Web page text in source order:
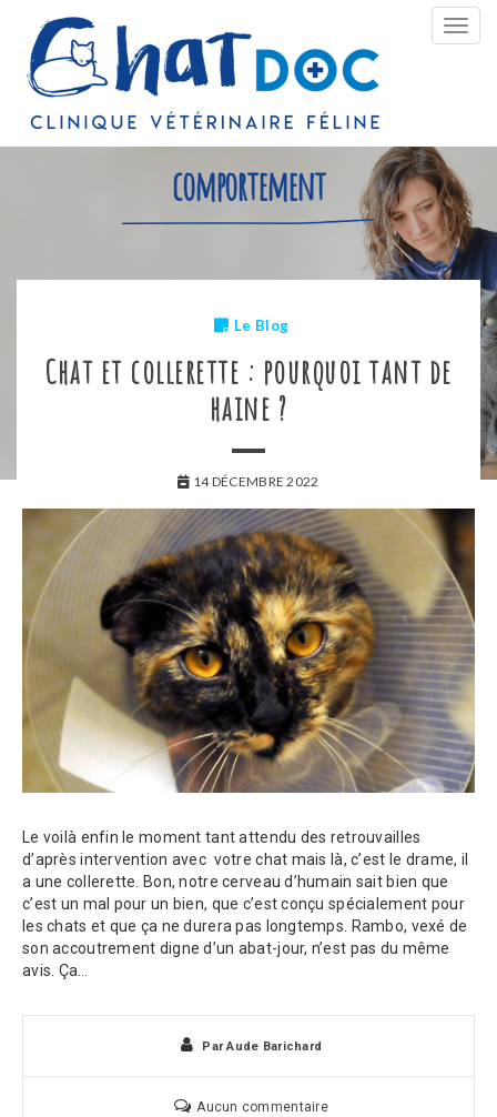
la
comportement
Le Blog
Chat et collerette : pourquoi tant de
haine ?
14 DÉCEMBRE 2022
Le voilà enfin le moment tant attendu des retrouvailles
d’après intervention avec votre chat mais là, c’est le drame, il
a une collerette. Bon, notre cerveau d’humain sait bien que
c’est un mal pour un bien, que c’est conçu spécialement pour
les chats et que ça ne durera pas longtemps. Rambo, vexé de
son accoutrement digne d’un abat-jour, n’est pas du même
avis. Ça…
ParAude Barichard
Aucun commentaire